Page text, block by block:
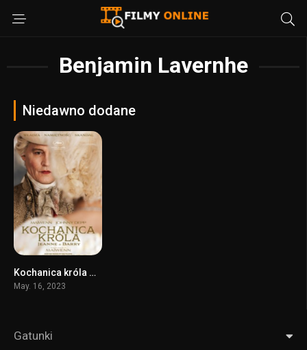
Benjamin Lavernhe
Niedawno dodane
6.7
Kochanica króla Jeanne du Barry
May. 16, 2023
Gatunki